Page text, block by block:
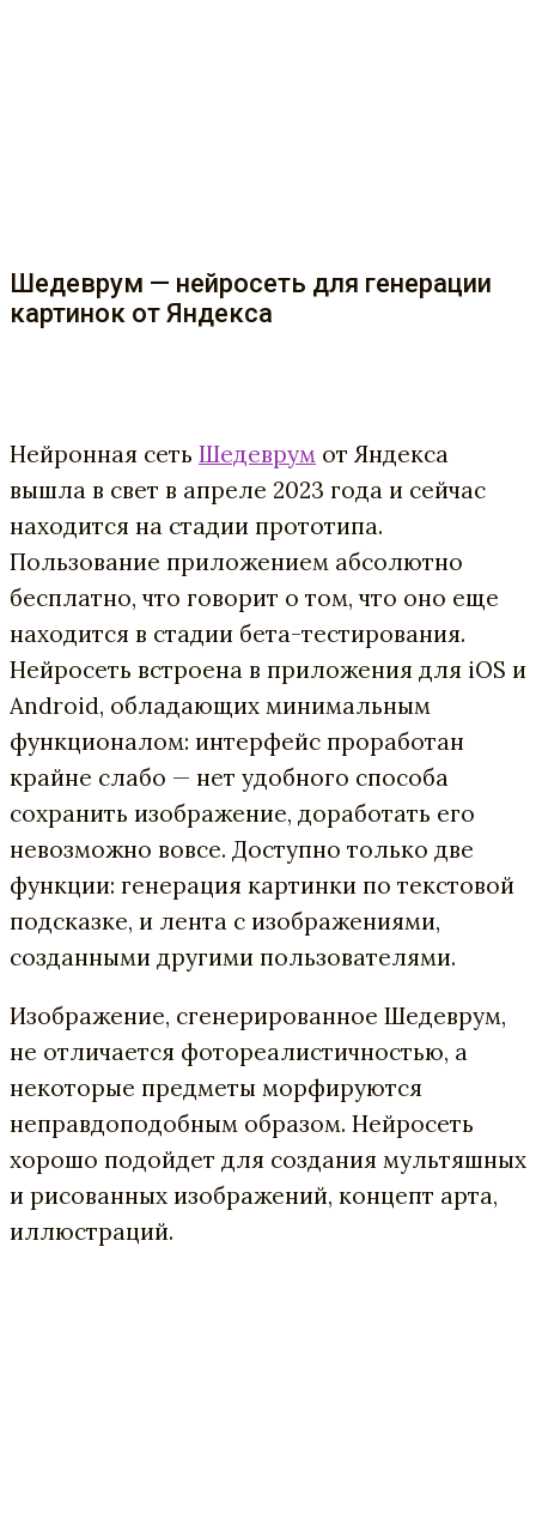
Шедеврум — нейросеть для генерации
картинок от Яндекса
Нейронная сеть Шедеврум от Яндекса
вышла в свет в апреле 2023 года и сейчас
находится на стадии прототипа.
Пользование приложением абсолютно
бесплатно, что говорит о том, что оно еще
находится в стадии бета-тестирования.
Нейросеть встроена в приложения для iOS и
Android, обладающих минимальным
функционалом: интерфейс проработан
крайне слабо — нет удобного способа
сохранить изображение, доработать его
невозможно вовсе. Доступно только две
функции: генерация картинки по текстовой
подсказке, и лента с изображениями,
созданными другими пользователями.
Изображение, сгенерированное Шедеврум,
не отличается фотореалистичностью, а
некоторые предметы морфируются
неправдоподобным образом. Нейросеть
хорошо подойдет для создания мультяшных
и рисованных изображений, концепт арта,
иллюстраций.